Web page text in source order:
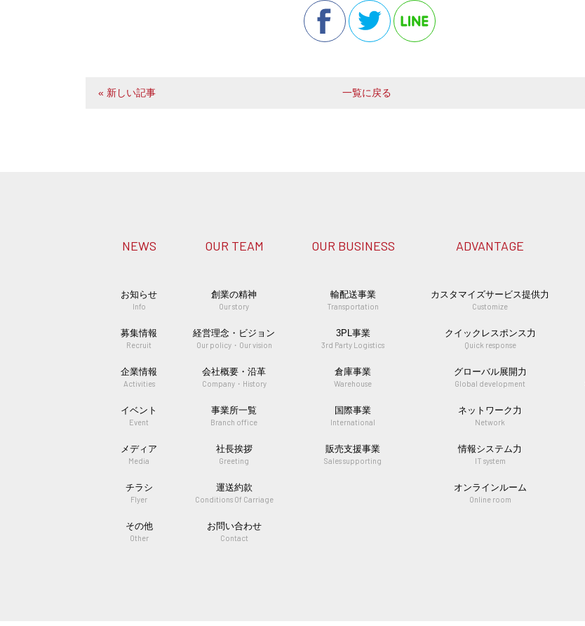
« 新しい記事 一覧に戻る
NEWS
お知らせ
Info
募集情報
Recruit
企業情報
Activities
イベント
Event
メディア
Media
チラシ
Flyer
その他
Other
OUR TEAM
創業の精神
Our story
経営理念・ビジョン
Our policy・Our vision
会社概要・沿革
Company・History
事業所一覧
Branch office
社長挨拶
Greeting
運送約款
Conditions Of Carriage
お問い合わせ
Contact
OUR BUSINESS
輸配送事業
Transportation
3PL事業
3rd Party Logistics
倉庫事業
Warehouse
国際事業
International
販売支援事業
Sales supporting
ADVANTAGE
カスタマイズサービス提供力
Customize
クイックレスポンス力
Quick response
グローバル展開力
Global development
ネットワーク力
Network
情報システム力
IT system
オンラインルーム
Online room